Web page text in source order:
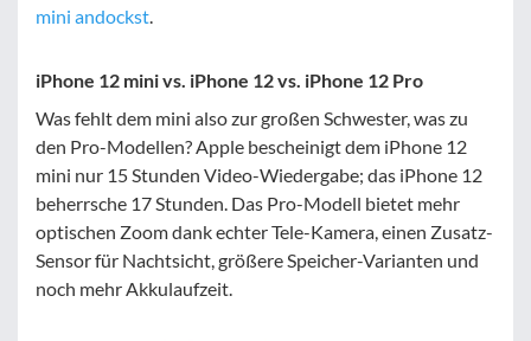
mini andockst
iPhone 12 mini vs. iPhone 12 vs. iPhone 12 Pro
Was fehlt dem mini also zur großen Schwester, was zu
den Pro-Modellen? Apple bescheinigt dem iPhone 12
mini nur 15 Stunden Video-Wiedergabe; das iPhone 12
beherrsche 17 Stunden. Das Pro-Modell bietet mehr
optischen Zoom dank echter Tele-Kamera, einen Zusatz-
Sensor für Nachtsicht, größere Speicher-Varianten und
noch mehr Akkulaufzeit.